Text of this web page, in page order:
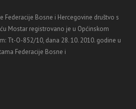
Federacije Bosne i Hercegovine društvo s
Mostar registrovano je u Općinskom
Tt-O-852/10, dana 28. 10. 2010. godine u
Federacije Bosne i